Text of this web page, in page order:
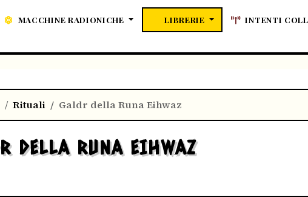
MACCHINE RADIONICHE LIBRERIE INTENTI
Rituali Galdr della Runa Eihwaz
DELLA RUNA EIHWAZ